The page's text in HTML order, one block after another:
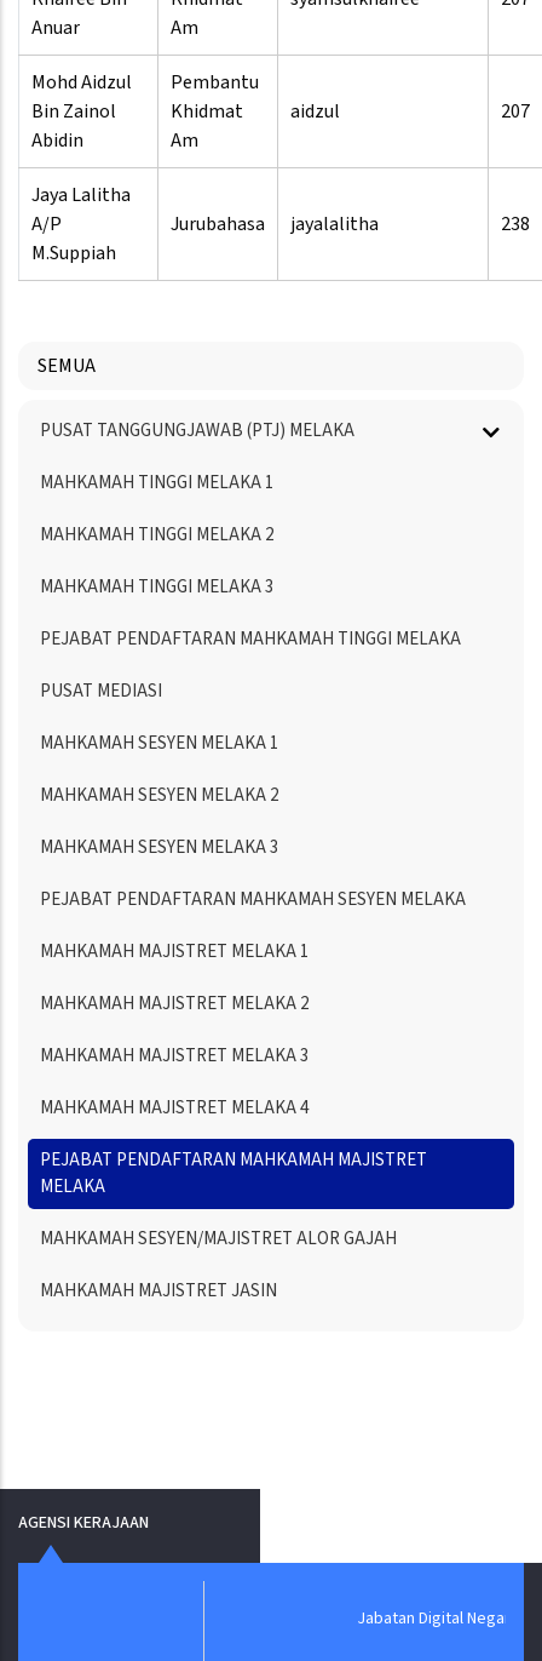
Anuar
Am
Mohd Aidzul
Bin Zainol
Abidin
Pembantu
Khidmat
Am
aidzul 207
Jaya Lalitha
A/P
M.Suppiah
Jurubahasa jayalalitha 238
SEMUA
Menu
PUSAT TANGGUNGJAWAB (PTJ) MELAKA
MAHKAMAH TINGGI MELAKA 1
MAHKAMAH TINGGI MELAKA 2
MAHKAMAH TINGGI MELAKA 3
PEJABAT PENDAFTARAN MAHKAMAH TINGGI MELAKA
PUSAT MEDIASI
MAHKAMAH SESYEN MELAKA 1
MAHKAMAH SESYEN MELAKA 2
MAHKAMAH SESYEN MELAKA 3
PEJABAT PENDAFTARAN MAHKAMAH SESYEN MELAKA
MAHKAMAH MAJISTRET MELAKA 1
MAHKAMAH MAJISTRET MELAKA 2
MAHKAMAH MAJISTRET MELAKA 3
MAHKAMAH MAJISTRET MELAKA 4
PEJABAT PENDAFTARAN MAHKAMAH MAJISTRET
MELAKA
MAHKAMAH SESYEN/MAJISTRET ALOR GAJAH
MAHKAMAH MAJISTRET JASIN
AGENSI KERAJAAN